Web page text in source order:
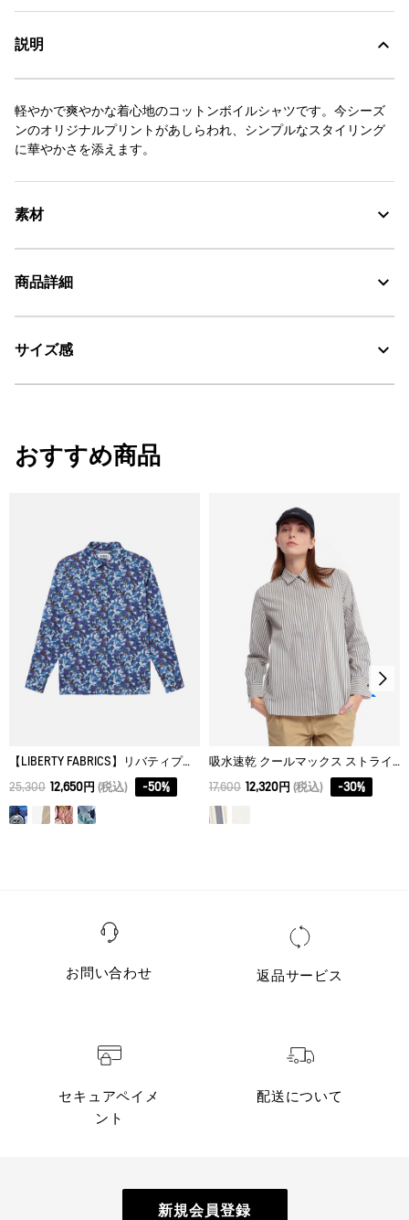
説明
軽やかで爽やかな着心地のコットンボイルシャツです。今シーズ
ンのオリジナルプリントがあしらわれ、シンプルなスタイリング
に華やかさを添えます。
素材
コットン100%
商品詳細
・色：ブリュム プリント (004)
サイズ感
XS
118
126
L 134
おすすめ商品
【LIBERTY FABRICS】リバティプリント ロングスリーブシャツ
25,300 12,650円 (税込) -50%
吸水速乾 クールマックス ストライプシャツ
17,600 12,320円 (税込) -30%
お問い合わせ 返品サービス
セキュアペイメ
ント
配送について
新規会員登録